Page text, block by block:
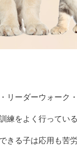
リーダーウォーク・
練をよく行ってい
きる子は応用も苦